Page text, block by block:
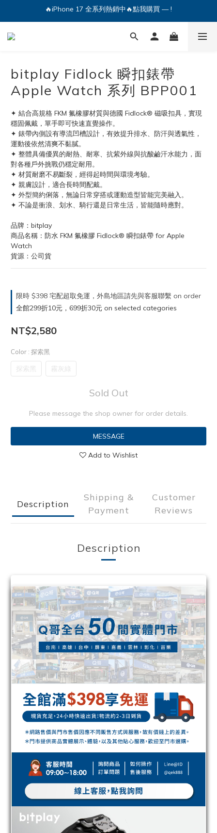
🔥iPhone 17 全系列熱銷中🔥點我購買 — !
💕加入Q哥 Line 新好友領優惠券！🎫
🔥iPhone 17 全系列熱銷中🔥點我購買 — !
bitplay Fidlock 瞬扣錶帶
Apple Watch 系列 BPP001
✦ 結合高規格 FKM 氟橡膠材質與德國 Fidlock® 磁吸扣具，實現
穩固佩戴，單手即可快速直覺操作。
✦ 錶帶內側設有導流凹槽設計，有效提升排水、防汗與透氣性，
運動後依然清爽不黏膩。
✦ 整體具備優異的耐熱、耐寒、抗紫外線與抗酸鹼汗水能力，面
對各種戶外挑戰仍穩定耐用。
✦ 材質耐磨不易斷裂，經得起時間與環境考驗。
✦ 親膚設計，適合長時間配戴。
✦ 外型簡約俐落，無論日常穿搭或運動造型皆能完美融入。
✦ 不論是衝浪、划水、騎行還是日常生活，皆能隨時應對。
品牌：bitplay
商品名稱：防水 FKM 氟橡膠 Fidlock® 瞬扣錶帶 for Apple
Watch
貨源：公司貨
限時 $398 宅配超取免運，外島地區請先與客服聯繫 on order
全館299折10元，699折30元 on selected categories
NT$2,580
Color : 探索黑
探索黑 霧灰綠
Sold Out
Please message the shop owner for order details.
MESSAGE
Add to Wishlist
Description
Shipping &
Payment
Customer
Reviews
Description